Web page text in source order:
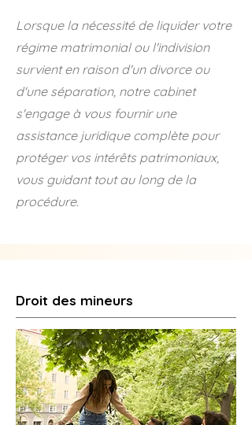
Lorsque la nécessité de liquider votre
régime matrimonial ou l'indivision
survient en raison d'un divorce ou
d'une séparation, notre cabinet
s'engage à vous fournir une
assistance juridique complète pour
protéger vos intérêts patrimoniaux,
vous guidant tout au long de la
procédure.
Droit des mineurs